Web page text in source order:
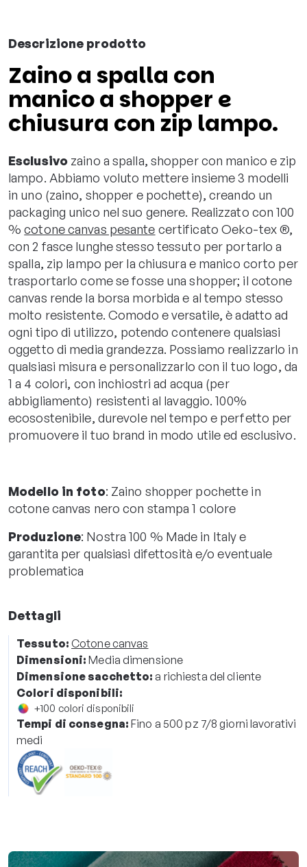
Descrizione prodotto
Zaino a spalla con
manico a shopper e
chiusura con zip lampo.
Esclusivo zaino a spalla, shopper con manico e zip
lampo. Abbiamo voluto mettere insieme 3 modelli
in uno (zaino, shopper e pochette), creando un
packaging unico nel suo genere. Realizzato con 100
%cotone canvas pesante certificato Oeko-tex ®,
con 2 fasce lunghe stesso tessuto per portarlo a
spalla, zip lampo per la chiusura e manico corto per
trasportarlo come se fosse una shopper; il cotone
canvas rende la borsa morbida e al tempo stesso
molto resistente. Comodo e versatile, è adatto ad
ogni tipo di utilizzo, potendo contenere qualsiasi
oggetto di media grandezza. Possiamo realizzarlo in
qualsiasi misura e personalizzarlo con il tuo logo, da
1 a 4 colori, con inchiostri ad acqua (per
abbigliamento) resistenti al lavaggio. 100%
ecosostenibile, durevole nel tempo e perfetto per
promuovere il tuo brand in modo utile ed esclusivo.
Modello in foto: Zaino shopper pochette in
cotone canvas nero con stampa 1 colore
Produzione: Nostra 100 % Made in Italy e
garantita per qualsiasi difettosità e/o eventuale
problematica
Dettagli
Tessuto: Cotone canvas
Dimensioni: Media dimensione
Dimensione sacchetto: a richiesta del cliente
Colori disponibili:
+100 colori disponibili
Tempi di consegna: Fino a 500 pz 7/8 giorni lavorativi
medi